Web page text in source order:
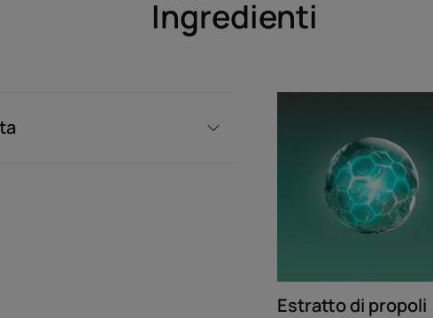
Ingredienti
Estratto di propoli